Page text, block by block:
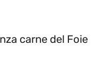
carne del Foie